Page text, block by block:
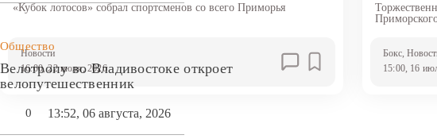
Общество
Велотропу во Владивостоке откроет
велопутешественник
0 13:52, 06 августа, 2026
«Кубок лотосов» собрал спортсменов со всего Приморья
Новости
16:00, 22 июля, 2026
Бокс,
15:00, 16